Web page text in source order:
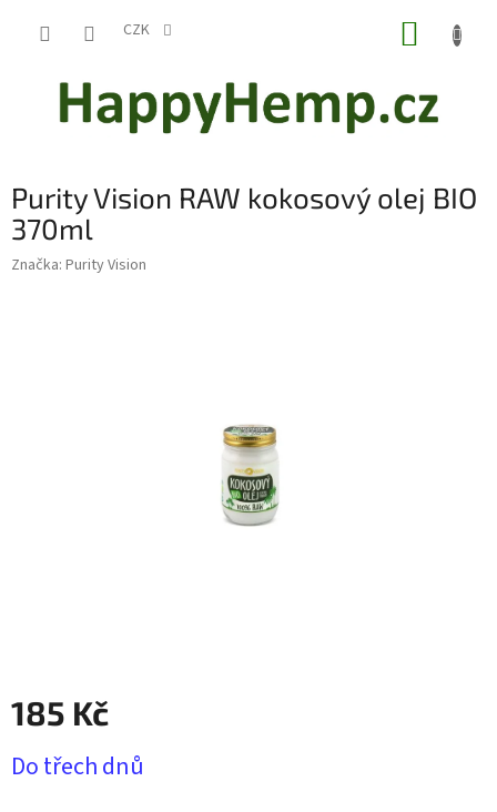
CZK
Purity Vision RAW kokosový olej BIO
370ml
Značka: Purity Vision
185 Kč
cena:
Do třech dnů